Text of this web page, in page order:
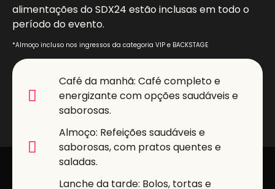
alimentações do SDX24 estão inclusas em todo o
período do evento.
*Almoço incluso nos ingressos da categoria VIP e BACKSTAGE
Café da manhã: Café completo e
energizante com opções saudáveis e
saborosas.
Almoço: Refeições saudáveis e
saborosas, com pratos quentes e
saladas.
Lanche da tarde: Bolos, tortas e